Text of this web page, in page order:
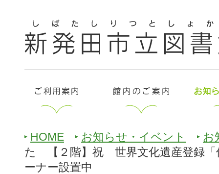
HOME お知らせ・イベント
お
た 【２階】祝 世界文化遺産登録「
ーナー設置中